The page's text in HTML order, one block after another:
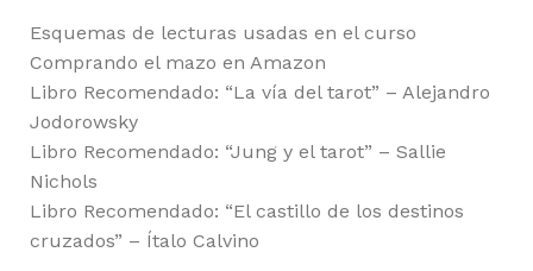
Esquemas de lecturas usadas en el curso
Comprando el mazo en Amazon
Libro Recomendado: “La vía del tarot” – Alejandro
Jodorowsky
Libro Recomendado: “Jung y el tarot” – Sallie
Nichols
Libro Recomendado: “El castillo de los destinos
cruzados” – Ítalo Calvino